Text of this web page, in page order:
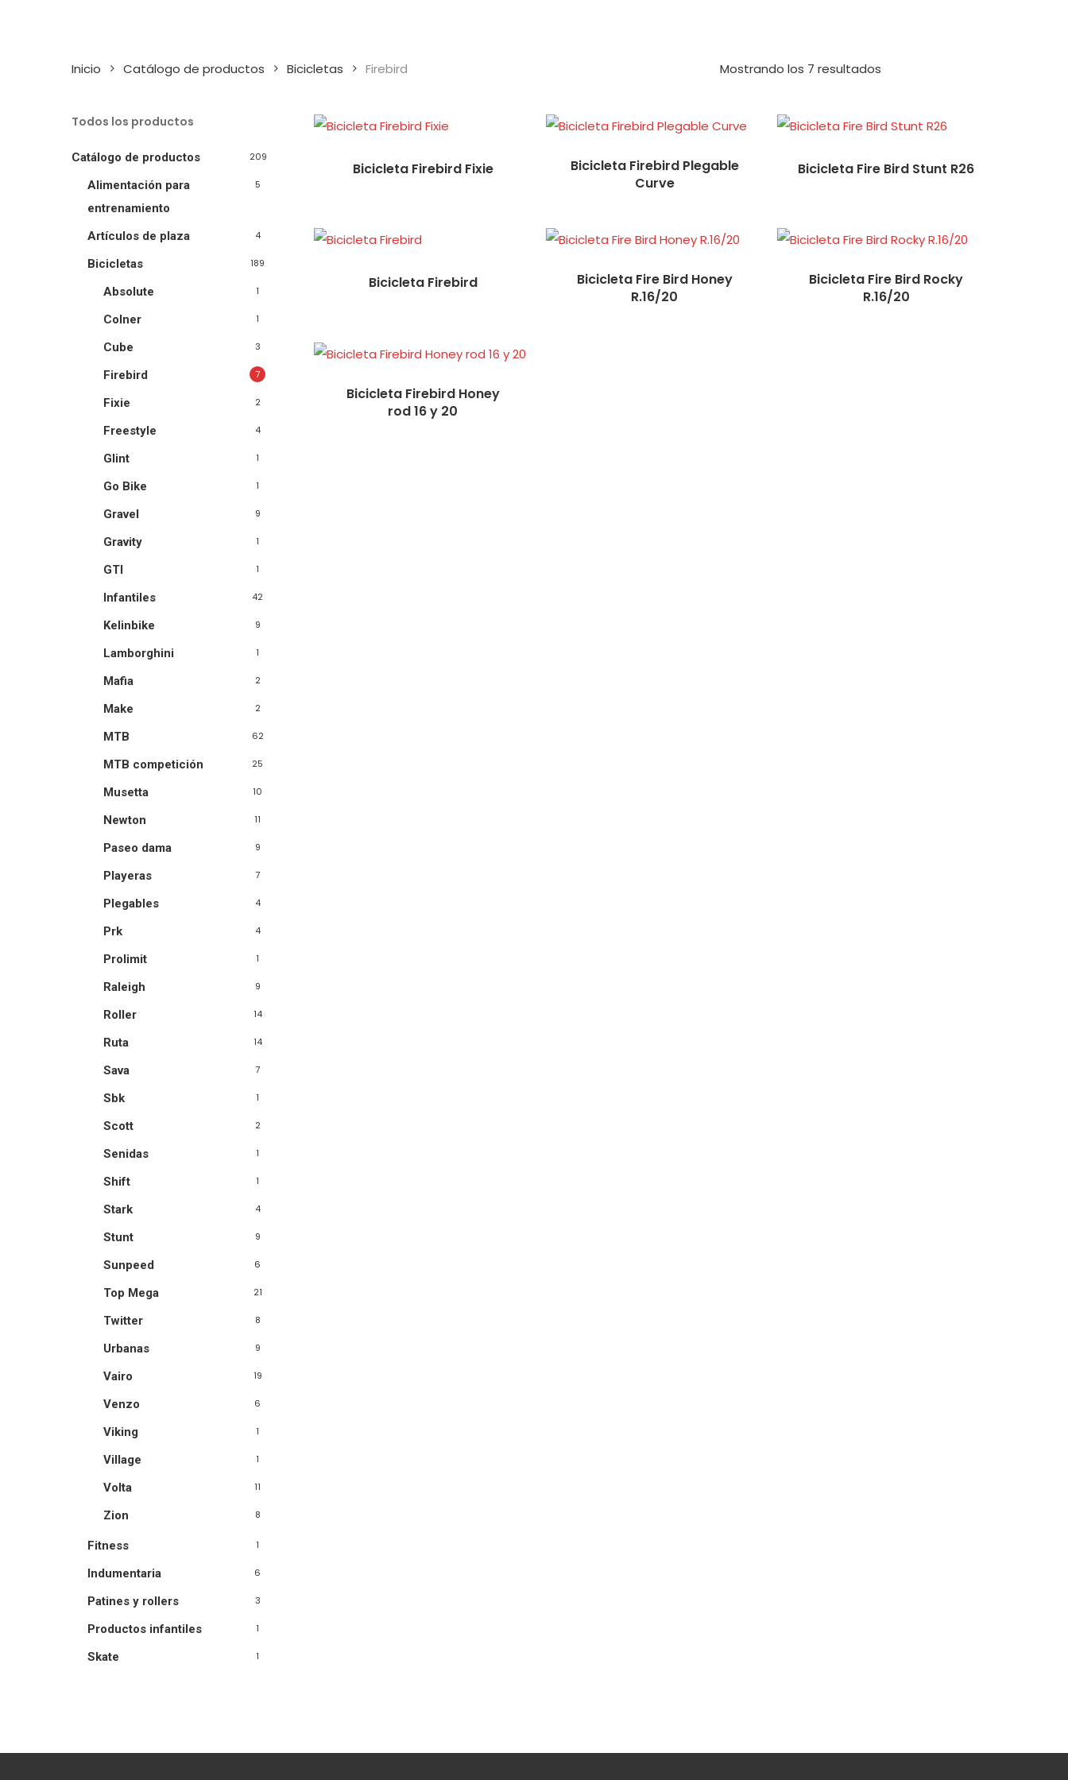
Mostrando los 7 resultados
Inicio Catálogo de productos Bicicletas Firebird
Todos los productos
Catálogo de productos 209
Alimentación para
entrenamiento
5
Artículos de plaza 4
Bicicletas 189
Absolute 1
Colner 1
Cube 3
Firebird 7
Fixie 2
Freestyle 4
Glint 1
Go Bike 1
Gravel 9
Gravity 1
GTI 1
Infantiles 42
Kelinbike 9
Lamborghini 1
Mafia 2
Make 2
MTB 62
MTB competición 25
Musetta 10
Newton 11
Paseo dama 9
Playeras 7
Plegables 4
Prk 4
Prolimit 1
Raleigh 9
Roller 14
Ruta 14
Sava 7
Sbk 1
Scott 2
Senidas 1
Shift 1
Stark 4
Stunt 9
Sunpeed 6
Top Mega 21
Twitter 8
Urbanas 9
Vairo 19
Venzo 6
Viking 1
Village 1
Volta 11
Zion 8
Fitness 1
Indumentaria 6
Patines y rollers 3
Productos infantiles 1
Skate 1
Bicicleta Firebird Fixie
Bicicleta Firebird Plegable
Curve
Bicicleta Fire Bird Stunt R26
Bicicleta Firebird
Bicicleta Fire Bird Honey
R.16/20
Bicicleta Fire Bird Rocky
R.16/20
Bicicleta Firebird Honey
rod 16 y 20